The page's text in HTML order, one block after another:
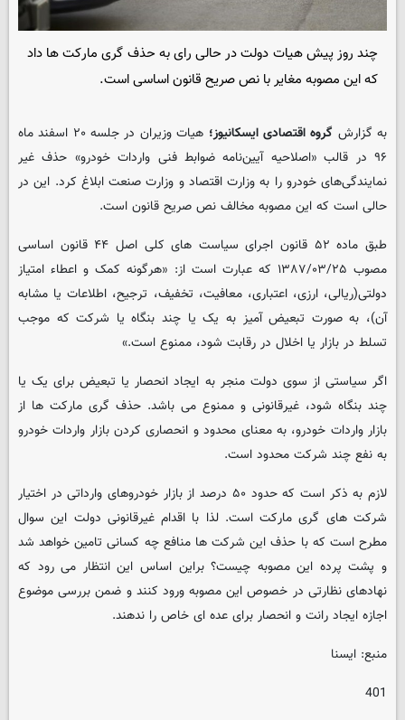
چند روز پیش هیات دولت در حالی رای به حذف گری مارکت ها داد
که این مصوبه مغایر با نص صریح قانون اساسی است.
به گزارش گروه اقتصادی ایسکانیوز؛
هیات وزیران در جلسه ۲۰ اسفند ماه
۹۶ در قالب «اصلاحیه آیین‌نامه ضوابط فنی واردات خودرو» حذف غیر
نمایندگی‌های خودرو را به وزارت اقتصاد و وزارت صنعت ابلاغ کرد. این در
حالی است که این مصوبه مخالف نص صریح قانون است.
طبق ماده ۵۲ قانون اجرای سیاست های کلی اصل ۴۴ قانون اساسی
مصوب ۱۳۸۷/۰۳/۲۵ که عبارت است از: «هرگونه کمک و اعطاء امتیاز
دولتی(ریالی، ارزی، اعتباری، معافیت، تخفیف، ترجیح، اطلاعات یا مشابه
آن)، به صورت تبعیض آمیز به یک یا چند بنگاه یا شرکت که موجب
تسلط در بازار یا اخلال در رقابت شود، ممنوع است.»
اگر سیاستی از سوی دولت منجر به ایجاد انحصار یا تبعیض برای یک یا
چند بنگاه شود، غیرقانونی و ممنوع می باشد. حذف گری مارکت ها از
بازار واردات خودرو، به معنای محدود و انحصاری کردن بازار واردات خودرو
به نفع چند شرکت محدود است.
لازم به ذکر است که حدود ۵۰ درصد از بازار خودروهای وارداتی در اختیار
شرکت های گری مارکت است. لذا با اقدام غیرقانونی دولت این سوال
مطرح است که با حذف این شرکت ها منافع چه کسانی تامین خواهد شد
و پشت پرده این مصوبه چیست؟ براین اساس این انتظار می رود که
نهادهای نظارتی در خصوص این مصوبه ورود کنند و ضمن بررسی موضوع
اجازه ایجاد رانت و انحصار برای عده ای خاص را ندهند.
منبع: ایسنا
401